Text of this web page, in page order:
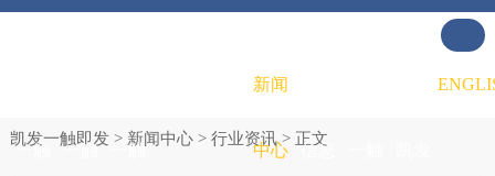
一触 一触 一触
新闻
中心 信息
凯发一触即发> 新闻中心> 行业资讯> 正文